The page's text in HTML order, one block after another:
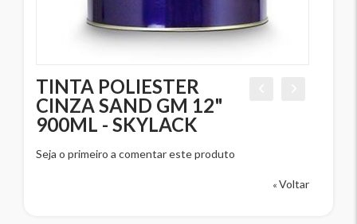
TINTA POLIESTER
CINZA SAND GM 12"
900ML - SKYLACK
Seja o primeiro a comentar este produto
« Voltar